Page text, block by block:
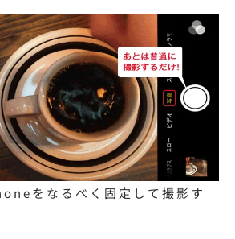
をなるべく固定して撮影す